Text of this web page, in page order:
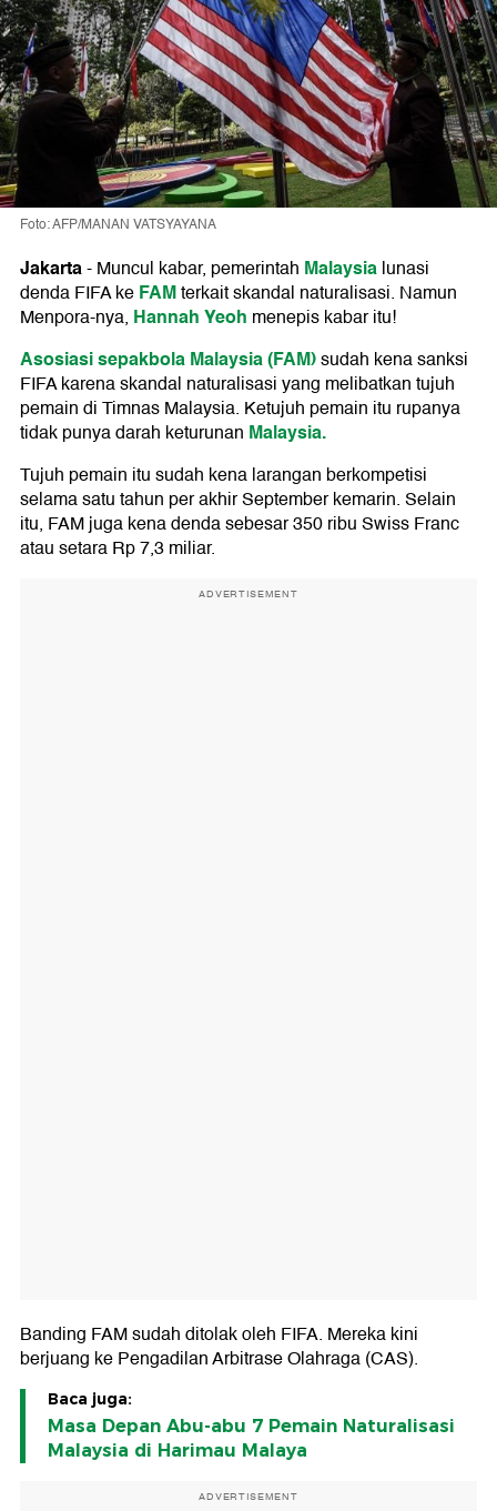
Foto: AFP/MANAN VATSYAYANA
Jakarta-Muncul kabar, pemerintah Malaysialunasi
denda FIFA keFAMterkait skandal naturalisasi. Namun
Menpora-nya, Hannah Yeoh menepis kabar itu!
Asosiasi sepakbola Malaysia (FAM)sudah kena sanksi
FIFA karena skandal naturalisasi yang melibatkan tujuh
pemain di Timnas Malaysia. Ketujuh pemain itu rupanya
tidak punya darah keturunan Malaysia.
Tujuh pemain itu sudah kena larangan berkompetisi
selama satu tahun per akhir September kemarin. Selain
itu, FAM juga kena denda sebesar 350 ribu Swiss Franc
atau setara Rp 7,3 miliar.
ADVERTISEMENT
Banding FAM sudah ditolak oleh FIFA. Mereka kini
berjuang ke Pengadilan Arbitrase Olahraga (CAS).
Baca juga:
Masa Depan Abu-abu 7 Pemain Naturalisasi
Malaysia di Harimau Malaya
ADVERTISEMENT